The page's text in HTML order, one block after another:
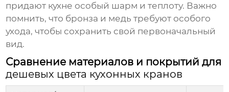
придают кухне особый шарм и теплоту. Важно
помнить, что бронза и медь требуют особого
ухода, чтобы сохранить свой первоначальный
вид.
Сравнение материалов и покрытий для
дешевых цвета кухонных кранов